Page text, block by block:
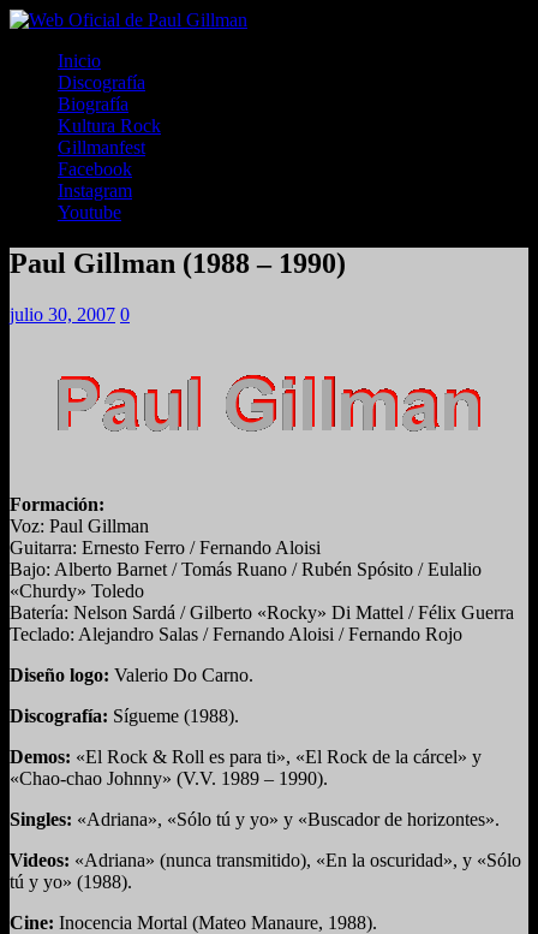
Inicio
Discografía
Biografía
Kultura Rock
Gillmanfest
Facebook
Instagram
Youtube
Paul Gillman (1988 – 1990)
julio 30, 2007 0
Formación:
Voz: Paul Gillman
Guitarra: Ernesto Ferro / Fernando Aloisi
Bajo: Alberto Barnet / Tomás Ruano / Rubén Spósito / Eulalio
«Churdy» Toledo
Batería: Nelson Sardá / Gilberto «Rocky» Di Mattel / Félix Guerra
Teclado: Alejandro Salas / Fernando Aloisi / Fernando Rojo
Diseño logo: Valerio Do Carno.
Discografía: Sígueme (1988).
Demos: «El Rock & Roll es para ti», «El Rock de la cárcel» y
«Chao-chao Johnny» (V.V. 1989 – 1990).
Singles: «Adriana», «Sólo tú y yo» y «Buscador de horizontes».
Videos: «Adriana» (nunca transmitido), «En la oscuridad», y «Sólo
tú y yo» (1988).
Cine: Inocencia Mortal (Mateo Manaure, 1988).